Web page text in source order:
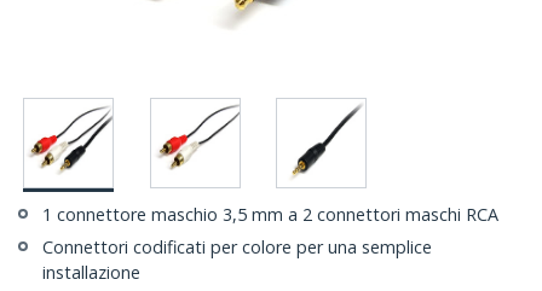
1 connettore maschio 3,5 mm a 2 connettori maschi RCA
Connettori codificati per colore per una semplice
installazione